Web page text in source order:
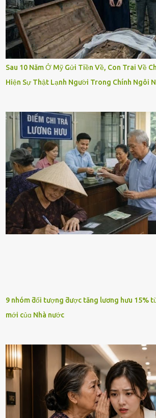
Sau 10 Năm Ở Mỹ Gửi Tiền Về, Con Trai Về
Hiện Sự Thật Lạnh Người Trong Chính Ngôi
9 nhóm ƌối tượng ƌược tăng lương hưu 15%
mới củɑ Nhà nước